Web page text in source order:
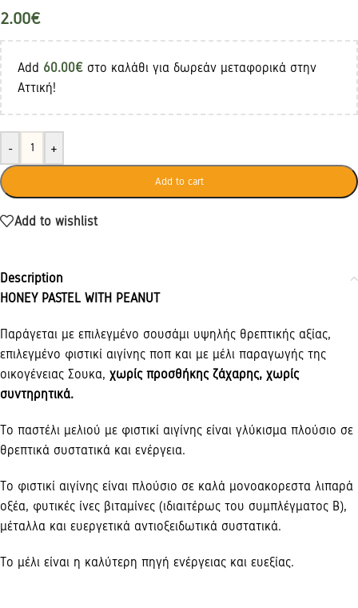
2.00€
Add 60.00€ στο καλάθι για δωρεάν μεταφορικά στην
Αττική!
- +
Add to cart
Add to wishlist
Description
HONEY PASTEL WITH PEANUT
Παράγεται με επιλεγμένο σουσάμι υψηλής θρεπτικής αξίας,
επιλεγμένο φιστικί αιγίνης ποπ και με μέλι παραγωγής της
οικογένειας Σουκα, χωρίς προσθήκης ζάχαρης, χωρίς
συντηρητικά.
Το παστέλι μελιού με φιστικί αιγίνης είναι γλύκισμα πλούσιο σε
θρεπτικά συστατικά και ενέργεια.
Το φιστικί αιγίνης είναι πλούσιο σε καλά μονοακορεστα λιπαρά
οξέα, φυτικές ίνες βιταμίνες (ιδιαιτέρως του συμπλέγματος Β),
μέταλλα και ευεργετικά αντιοξειδωτικά συστατικά.
Το μέλι είναι η καλύτερη πηγή ενέργειας και ευεξίας.